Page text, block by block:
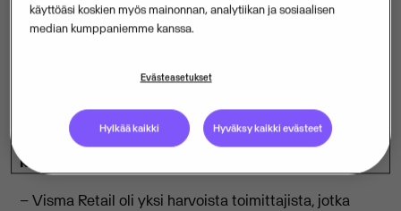
A.F. Blakemore & Son Limited on valinnut Visma
Retailin modernisoimaan teknologiansa sekä
pitkän tähtäimen innovatiivisilla IT-ratkaisuilla. Yritys
omistaa ja pitää toiminnassa 295:tä SPAR-myymälää
ja toimii lisäksi tukkuliikkeenä 780 SPAR-
kumppanimyymälälle Englannissa ja Walesissa.
– Visma Retail oli yksi harvoista toimittajista, jotka
käyttöäsi koskien myös mainonnan, analytiikan ja sosiaalisen
median kumppaniemme kanssa.
Evästeasetukset
Hylkää kaikki Hyväksy kaikki evästeet